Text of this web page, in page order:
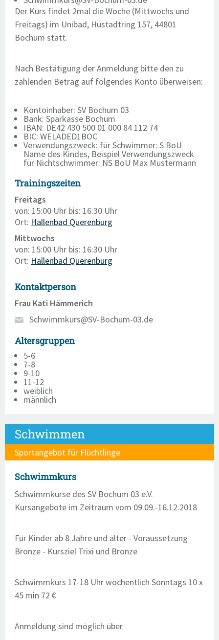
Der Kurs findet 2mal die Woche (Mittwochs und
Freitags) im Unibad, Hustadtring 157, 44801
Bochum statt.
Nach Bestätigung der Anmeldung bitte den zu
zahlenden Betrag auf folgendes Konto überweisen:
Kontoinhaber: SV Bochum 03
Bank: Sparkasse Bochum
IBAN: DE42 430 500 01 000 84 112 74
BIC: WELADED1BOC
Verwendungszweck: für Schwimmer: S BoU
Name des Kindes, Beispiel Verwendungszweck
für Nichtschwimmer: NS BoU Max Mustermann
Trainingszeiten
Freitags
von: 15:00 Uhr bis: 16:30 Uhr
Ort: Hallenbad Querenburg
Mittwochs
von: 15:00 Uhr bis: 16:30 Uhr
Ort: Hallenbad Querenburg
Kontaktperson
Frau Kati Hämmerich
Schwimmkurs@SV-Bochum-03.de
Altersgruppen
5-6
7-8
9-10
11-12
weiblich
männlich
Schwimmen
Sportangebot für Flüchtlinge
Schwimmkurs
Schwimmkurse des SV Bochum 03 e.V.
Kursangebote im Zeitraum vom 09.09.-16.12.2018
Für Kinder ab 8 Jahre und älter - Voraussetzung
Bronze - Kursziel Trixi und Bronze
Schwimmkurs 17-18 Uhr wöchentlich Sonntags 10 x
45 min 72 €
Anmeldung sind möglich über